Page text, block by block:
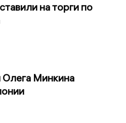
на торги по
Олега Минкина